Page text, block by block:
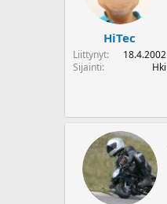
HiTec
Liittynyt
18.4.2002
Sijainti
Hki